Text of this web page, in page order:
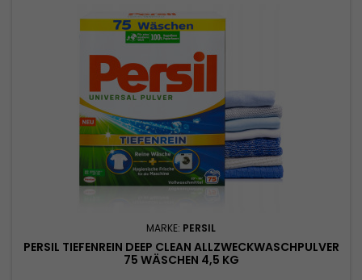
MARKE: PERSIL
PERSIL TIEFENREIN DEEP CLEAN ALLZWECKWASCHPULVER
75 WÄSCHEN 4,5 KG